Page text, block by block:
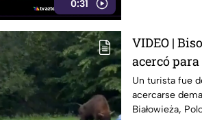
0:31
VIDEO |
acercó
bosque
Un turista fue
acercarse
Białowieża,